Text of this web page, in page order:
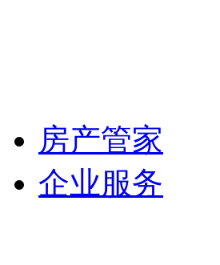
房产管家
企业服务